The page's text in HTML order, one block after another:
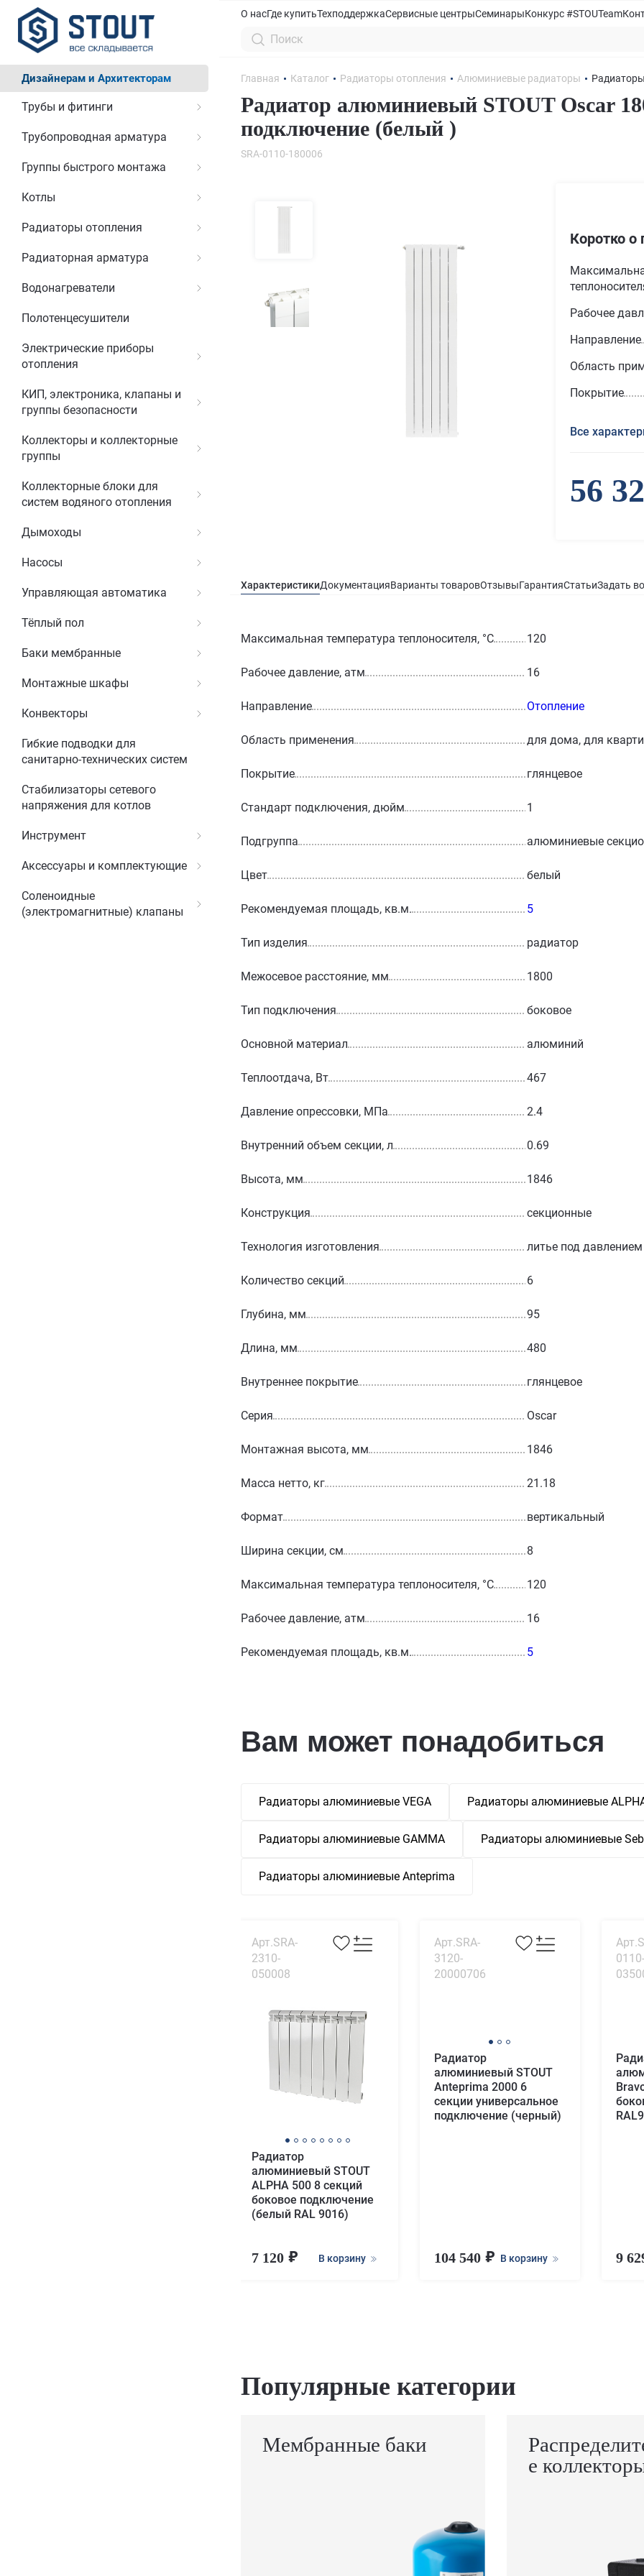
Дизайнерам и Архитекторам
Трубы и фитинги
Трубопроводная арматура
Группы быстрого монтажа
Котлы
Радиаторы отопления
Радиаторная арматура
Водонагреватели
Полотенцесушители
Электрические приборы
отопления
КИП, электроника, клапаны и
группы безопасности
Коллекторы и коллекторные
группы
Коллекторные блоки для
систем водяного отопления
Дымоходы
Насосы
Управляющая автоматика
Тёплый пол
Баки мембранные
Монтажные шкафы
Конвекторы
Гибкие подводки для
санитарно-технических систем
Стабилизаторы сетевого
напряжения для котлов
Инструмент
Аксессуары и комплектующие
Соленоидные
(электромагнитные) клапаны
О насГде купитьТехподдержкаСервисные центрыСеминарыКонкурс #STOUTeam
Главная Каталог Радиаторы отопления Алюминиевые радиаторы
Радиатор алюминиевый STOUT Oscar
подключение (белый )
SRA-0110-180006
Коротко о
Рабочее
Направление
Область
Покрытие
Все
56
ХарактеристикиДокументацияВарианты товаровОтзывыГарантияСтатьиЗадать
Максимальная температура теплоносителя, °С 120
Рабочее давление, атм 16
Направление Отопление
Область применения для дома, для
Покрытие глянцевое
Стандарт подключения, дюйм 1
Подгруппа алюминиевые
Цвет белый
Рекомендуемая площадь, кв.м. 5
Тип изделия радиатор
Межосевое расстояние, мм 1800
Тип подключения боковое
Основной материал алюминий
Теплоотдача, Вт 467
Давление опрессовки, МПа 2.4
Внутренний объем секции, л 0.69
Высота, мм 1846
Конструкция секционные
Технология изготовления литье под давлением
Количество секций 6
Глубина, мм 95
Длина, мм 480
Внутреннее покрытие глянцевое
Серия Oscar
Монтажная высота, мм 1846
Масса нетто, кг 21.18
Формат вертикальный
Ширина секции, см 8
Максимальная температура теплоносителя, °С 120
Рабочее давление, атм 16
Рекомендуемая площадь, кв.м. 5
Вам может понадобиться
Радиаторы алюминиевые VEGA Радиаторы алюминиевые
Радиаторы алюминиевые GAMMA Радиаторы алюминиевые
Радиаторы алюминиевые Anteprima
Арт.SRA-
2310-
050008
Радиатор
алюминиевый STOUT
ALPHA 500 8 секций
боковое подключение
(белый RAL 9016)
7 120 В корзину
Арт.SRA-
3120-
20000706
Радиатор
алюминиевый STOUT
Anteprima 2000 6
секции универсальное
подключение (черный)
104 540 В корзину
0110-
9
Популярные категории
Мембранные баки
е